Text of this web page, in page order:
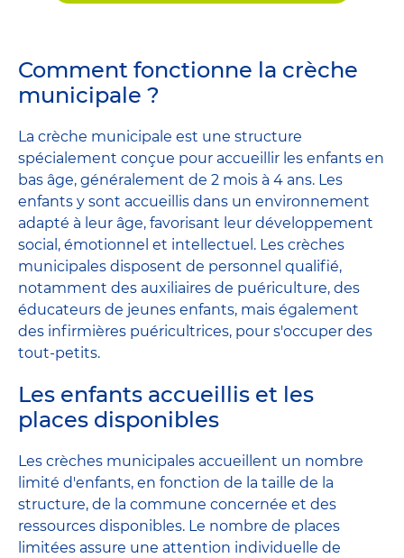
Comment fonctionne la crèche
municipale ?
La crèche municipale est une structure
spécialement conçue pour accueillir les enfants en
bas âge, généralement de 2 mois à 4 ans. Les
enfants y sont accueillis dans un environnement
adapté à leur âge, favorisant leur développement
social, émotionnel et intellectuel. Les crèches
municipales disposent de personnel qualifié,
notamment des auxiliaires de puériculture, des
éducateurs de jeunes enfants, mais également
des infirmières puéricultrices, pour s'occuper des
tout-petits.
Les enfants accueillis et les
places disponibles
Les crèches municipales accueillent un nombre
limité d'enfants, en fonction de la taille de la
structure, de la commune concernée et des
ressources disponibles. Le nombre de places
limitées assure une attention individuelle de